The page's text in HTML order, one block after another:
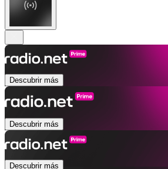
Descubrir más
Descubrir más
Descubrir más